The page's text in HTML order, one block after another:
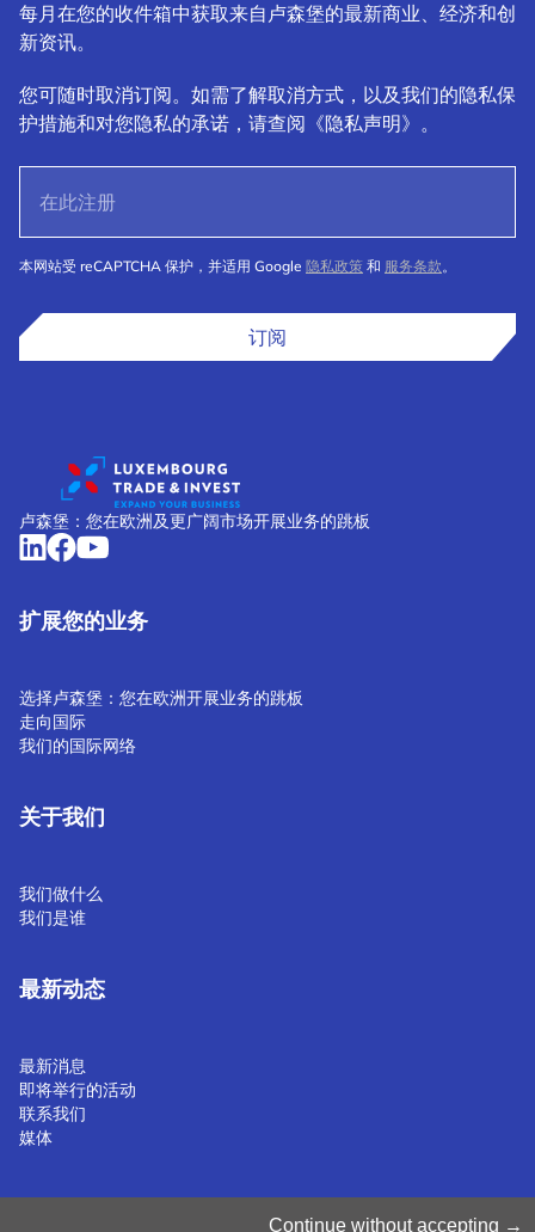
每月在您的收件箱中获取来自卢森堡的最新商业、经济和创
新资讯。
您可随时取消订阅。如需了解取消方式，以及我们的隐私保
护措施和对您隐私的承诺，请查阅《隐私声明》。
本网站受 reCAPTCHA 保护，并适用 Google 隐私政策 和 服务条款。
订阅
卢森堡：您在欧洲及更广阔市场开展业务的跳板
扩展您的业务
选择卢森堡：您在欧洲开展业务的跳板
走向国际
我们的国际网络
关于我们
我们做什么
我们是谁
最新动态
最新消息
即将举行的活动
联系我们
媒体
Continue without accepting